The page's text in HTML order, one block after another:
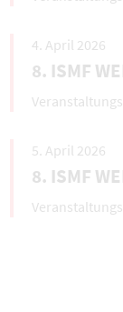
4. April 2026
8. ISMF
5. April 2026
8. ISMF